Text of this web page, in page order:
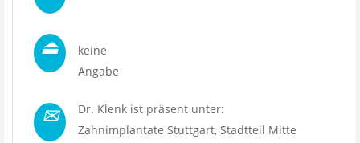
⏏
keine
Angabe
✉
Dr. Klenk ist präsent unter:
Zahnimplantate Stuttgart, Stadtteil Mitte